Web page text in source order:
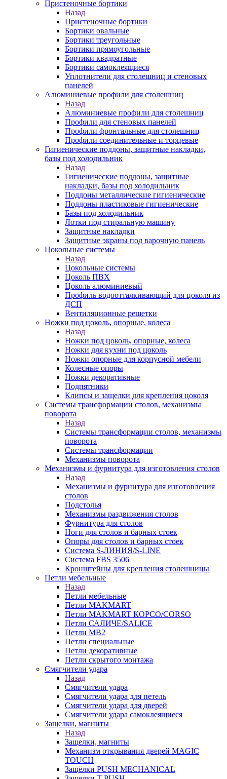
Пристеночные бортики
Назад
Пристеночные бортики
Бортики овальные
Бортики треугольные
Бортики прямоугольные
Бортики квадратные
Бортики самоклеящиеся
Уплотнители для столешниц и стеновых
панелей
Алюминиевые профили для столешниц
Назад
Алюминиевые профили для столешниц
Профили для стеновых панелей
Профили фронтальные для столешниц
Профили соединительные и торцевые
Гигиенические поддоны, защитные накладки,
базы под холодильник
Назад
Гигиенические поддоны, защитные
накладки, базы под холодильник
Поддоны металлические гигиенические
Поддоны пластиковые гигиенические
Базы под холодильник
Лотки под стиральную машину
Защитные накладки
Защитные экраны под варочную панель
Цокольные системы
Назад
Цокольные системы
Цоколь ПВХ
Цоколь алюминиевый
Профиль водоотталкивающий для цоколя из
ДСП
Вентиляционные решетки
Ножки под цоколь, опорные, колеса
Назад
Ножки под цоколь, опорные, колеса
Ножки для кухни под цоколь
Ножки опорные для корпусной мебели
Колесные опоры
Ножки декоративные
Подпятники
Клипсы и защелки для крепления цоколя
Системы трансформации столов, механизмы
поворота
Назад
Системы трансформации столов, механизмы
поворота
Системы трансформации
Механизмы поворота
Механизмы и фурнитура для изготовления столов
Назад
Механизмы и фурнитура для изготовления
столов
Подстолья
Механизмы раздвижения столов
Фурнитура для столов
Ноги для столов и барных стоек
Опоры для столов и барных стоек
Система S-ЛИНИЯ/S-LINE
Система FBS 3506
Кронштейны для крепления столешницы
Петли мебельные
Назад
Петли мебельные
Петли MAKMART
Петли MAKMART КОРСО/CORSO
Петли САЛИЧЕ/SALICE
Петли MB2
Петли специальные
Петли декоративные
Петли скрытого монтажа
Смягчители удара
Назад
Смягчители удара
Смягчители удара для петель
Смягчители удара для дверей
Cмягчители удара самоклеящиеся
Защелки, магниты
Назад
Защелки, магниты
Механизм открывания дверей MAGIC
TOUCH
Защёлки PUSH MECHANICAL